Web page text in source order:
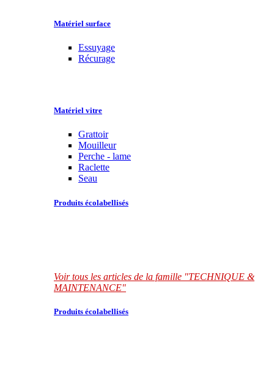
Matériel surface
Essuyage
Récurage
Matériel vitre
Grattoir
Mouilleur
Perche - lame
Raclette
Seau
Produits écolabellisés
Voir tous les articles de la famille "TECHNIQUE &
MAINTENANCE"
Produits écolabellisés